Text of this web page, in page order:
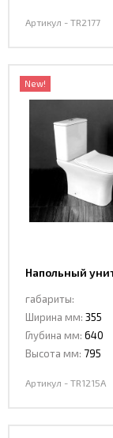
Артикул - TR2177
New!
Напольный
габариты:
Ширина мм: 355
Глубина мм: 640
Высота мм: 795
Артикул - TR1215А